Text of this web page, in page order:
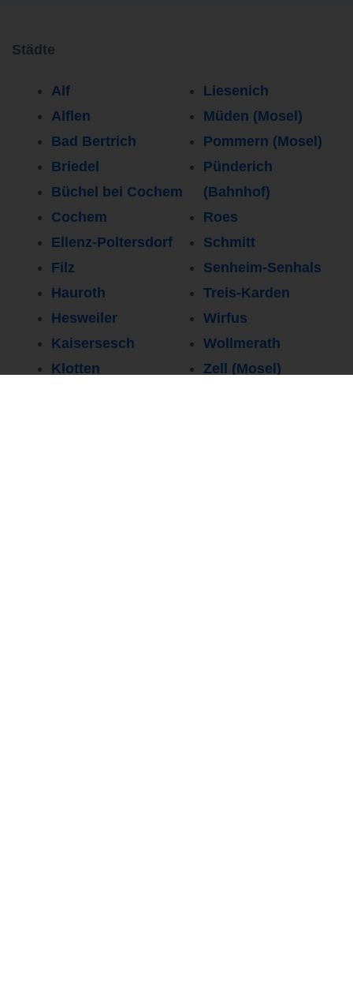
Städte
Alf
Alflen
Bad Bertrich
Briedel
Büchel bei Cochem
Cochem
Ellenz-Poltersdorf
Filz
Hauroth
Hesweiler
Kaisersesch
Klotten
Liesenich
Müden (Mosel)
Pommern (Mosel)
Pünderich
(Bahnhof)
Roes
Schmitt
Senheim-Senhals
Treis-Karden
Wirfus
Wollmerath
Zell (Mosel)